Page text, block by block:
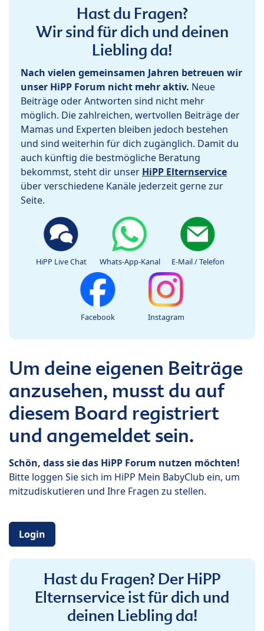
Hast du Fragen?
Wir sind für dich und deinen
Liebling da!
Nach vielen gemeinsamen Jahren betreuen wir
unser HiPP Forum nicht mehr aktiv. Neue
Beiträge oder Antworten sind nicht mehr
möglich. Die zahlreichen, wertvollen Beiträge der
Mamas und Experten bleiben jedoch bestehen
und sind weiterhin für dich zugänglich. Damit du
auch künftig die bestmögliche Beratung
bekommst, steht dir unser HiPP Elternservice
über verschiedene Kanäle jederzeit gerne zur
Seite.
HiPP Live Chat Whats-App-Kanal E-Mail / Telefon
Facebook Instagram
Um deine eigenen Beiträge
anzusehen, musst du auf
diesem Board registriert
und angemeldet sein.
Schön, dass sie das HiPP Forum nutzen möchten!
Bitte loggen Sie sich im HiPP Mein BabyClub ein, um
mitzudiskutieren und Ihre Fragen zu stellen.
Login
Hast du Fragen? Der HiPP
Elternservice ist für dich und
deinen Liebling da!